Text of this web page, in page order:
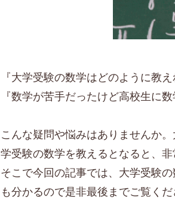
『大学受験の数学はどのように教
『数学が苦手だったけど高校生に
こんな疑問や悩みはありませんか
学受験の数学を教えるとなると、
そこで今回の記事では、大学受験
も分かるので是非最後までご覧くだ